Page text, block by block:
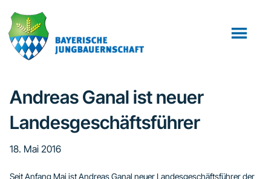
Inhalt
springen
Seitenspalte
springen
Fußzeile
springen
Andreas Ganal ist neuer
Landesgeschäftsführer
18. Mai 2016
Seit Anfang Mai ist Andreas Ganal neuer Landesgeschäftsführer der